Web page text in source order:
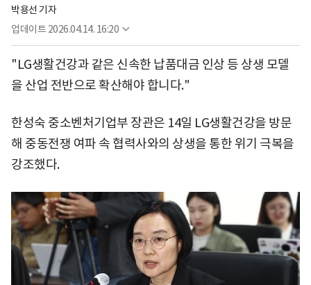
박용선 기자
업데이트 2026.04.14. 16:20
"LG생활건강과 같은 신속한 납품대금 인상 등 상생 모델
을 산업 전반으로 확산해야 합니다."
한성숙 중소벤처기업부 장관은 14일 LG생활건강을 방문
해 중동전쟁 여파 속 협력사와의 상생을 통한 위기 극복을
강조했다.